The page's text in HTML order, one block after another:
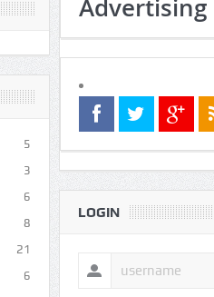
5
3
6
8
21
6
Advertising
LOGIN